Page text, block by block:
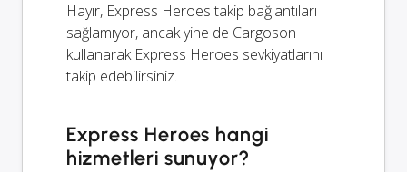
Hayır, Express Heroes takip bağlantıları
sağlamıyor, ancak yine de Cargoson
kullanarak Express Heroes sevkiyatlarını
takip edebilirsiniz.
Express Heroes hangi
hizmetleri sunuyor?